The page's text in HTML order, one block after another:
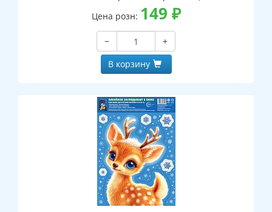
Цена розн: 149 ₽
−
+
В корзину